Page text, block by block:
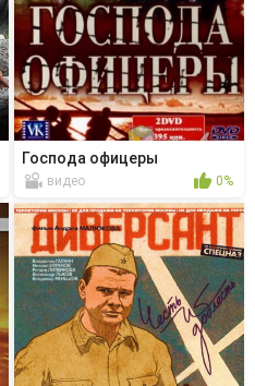
Господа офицеры
видео 0%